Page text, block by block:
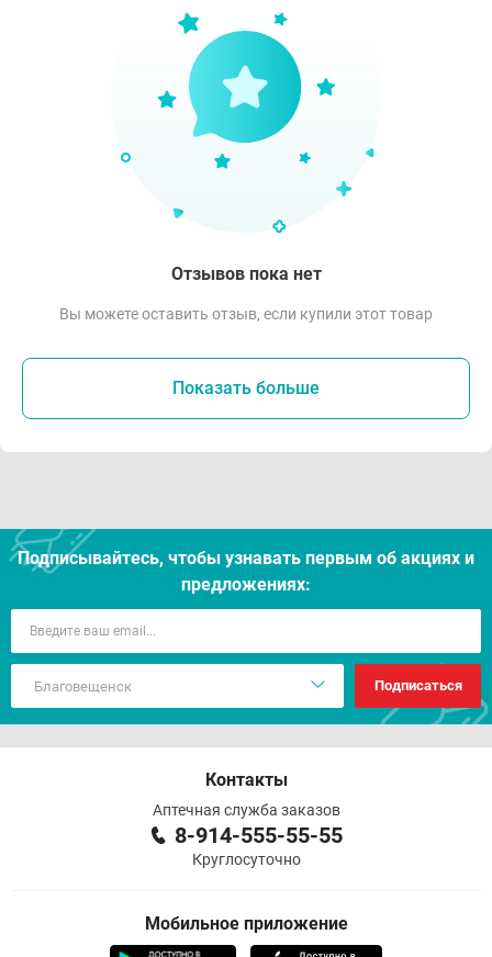
Отзывов пока нет
Вы можете оставить отзыв, если купили этот товар
Показать больше
Подписывайтесь, чтобы узнавать первым об акцияx и
предложениях:
Подписаться
Контакты
Аптечная служба заказов
8-914-555-55-55
Круглосуточно
Мобильное приложение